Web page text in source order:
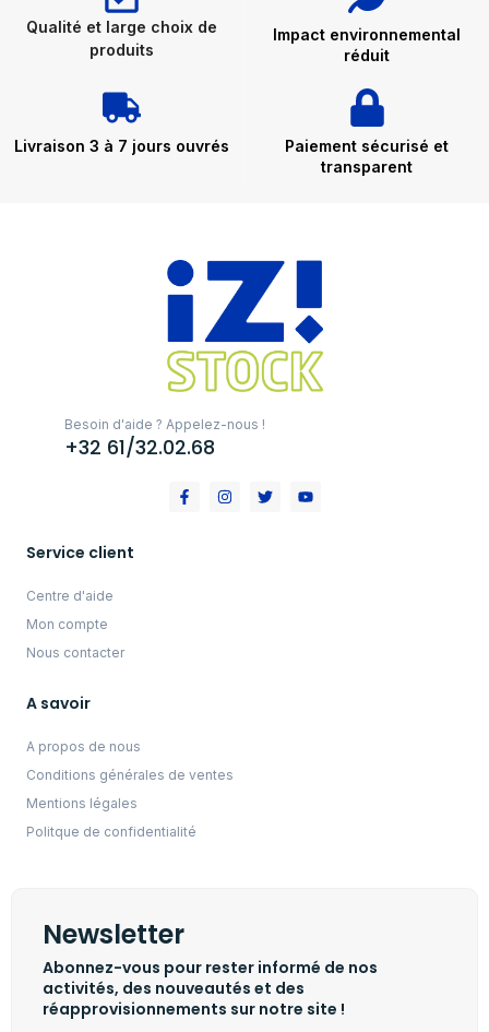
Qualité et large choix de
produits
Impact environnemental
réduit
Livraison 3 à 7 jours ouvrés
Paiement sécurisé et
transparent
Besoin d'aide ? Appelez-nous !
+32 61/32.02.68
Service client
Centre d'aide
Mon compte
Nous contacter
A savoir
A propos de nous
Conditions générales de ventes
Mentions légales
Politque de confidentialité
Newsletter
Abonnez-vous pour rester informé de nos
activités, des nouveautés et des
réapprovisionnements sur notre site !